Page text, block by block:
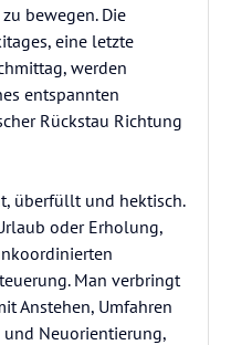
bewegen. Die
eine letzte
werden
entspannten
Rückstau Richtung
überfüllt und hektisch.
oder Erholung,
Man verbringt
Anstehen, Umfahren
Neuorientierung,